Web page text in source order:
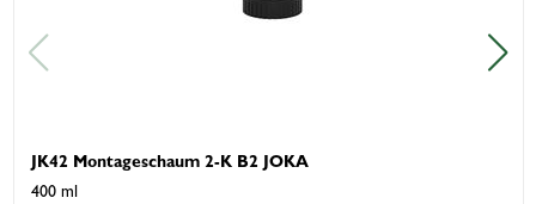
JK42 Montageschaum 2-K B2 JOKA
400 ml